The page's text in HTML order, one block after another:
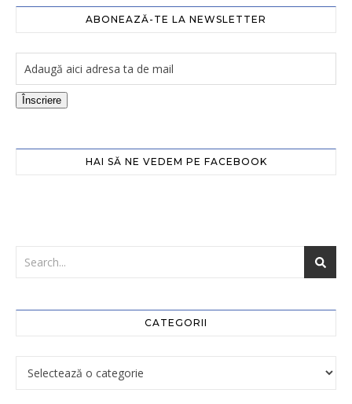
ABONEAZĂ-TE LA NEWSLETTER
Înscriere
HAI SĂ NE VEDEM PE FACEBOOK
CATEGORII